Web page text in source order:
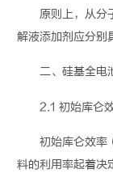
原则上，从分
解液添加剂应分别
二、硅基全电
2.1初始库仑
初始库仑效率
料的利用率起着决